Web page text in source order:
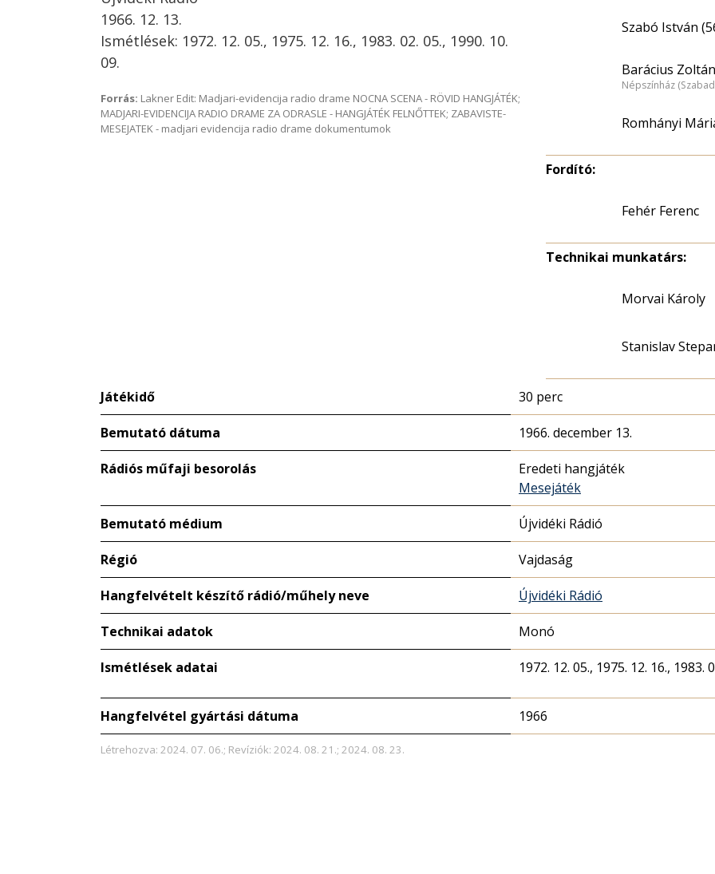
1966. 12. 13.
Ismétlések: 1972. 12. 05., 1975. 12. 16., 1983. 02. 05., 1990. 10.
09.
Forrás: Lakner Edit: Madjari-evidencija radio drame NOCNA SCENA - RÖVID HANGJÁTÉK;
MADJARI-EVIDENCIJA RADIO DRAME ZA ODRASLE - HANGJÁTÉK FELNŐTTEK; ZABAVISTE-
MESEJATEK - madjari evidencija radio drame dokumentumok
Szabó István
Barácius
Népszínház
Romhányi
Fordító:
Fehér Ferenc
Technikai munkatárs:
Morvai Károly
Stanislav
Játékidő 30 perc
Bemutató dátuma 1966. december 13.
Rádiós műfaji besorolás
Eredeti hangjáték
Mesejáték
Bemutató médium Újvidéki Rádió
Régió Vajdaság
Hangfelvételt készítő rádió/műhely neve Újvidéki Rádió
Technikai adatok Monó
Ismétlések adatai 1972. 12. 05., 1975. 12. 16., 1983.
Hangfelvétel gyártási dátuma 1966
Létrehozva: 2024. 07. 06.; Revíziók: 2024. 08. 21.; 2024. 08. 23.